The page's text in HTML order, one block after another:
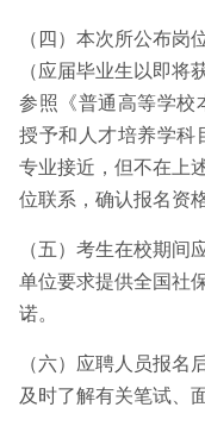
（四）本次所公布岗
（应届毕业生以即将
参照《普通高等学校
授予和人才培养学科
专业接近，但不在上
位联系，确认报名资格
（五）考生在校期间
单位要求提供全国社
诺。
（六）应聘人员报名
及时了解有关笔试、